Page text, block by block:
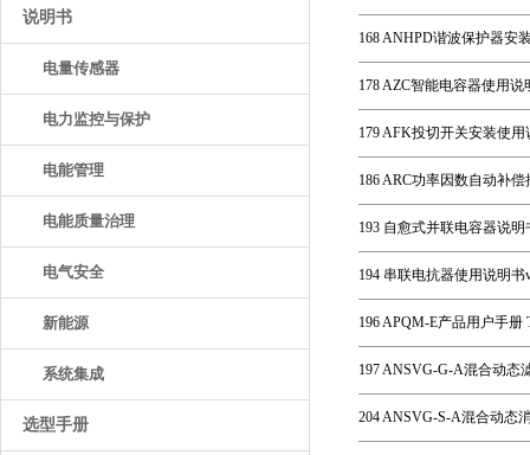
说明书
电量传感器
电力监控与保护
电能管理
电能质量治理
电气安全
新能源
系统集成
选型手册
168 ANHPD谐波保护器安
178 AZC智能电容器使用说
179 AFK投切开关安装使用
186 ARC功率因数自动补
193 自愈式并联电容器说明
194 串联电抗器使用说明书
196 APQM-E产品用户手册
197 ANSVG-G-A混合动态
204 ANSVG-S-A混合动态